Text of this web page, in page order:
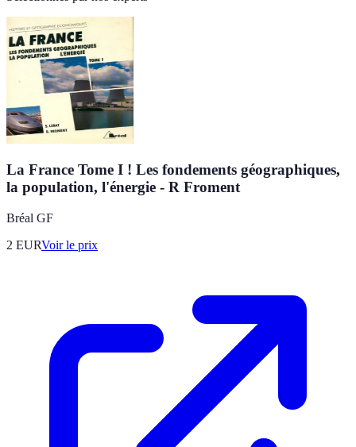
La France Tome I ! Les fondements géographiques,
la population, l'énergie - R Froment
Bréal GF
2 EURVoir le prix